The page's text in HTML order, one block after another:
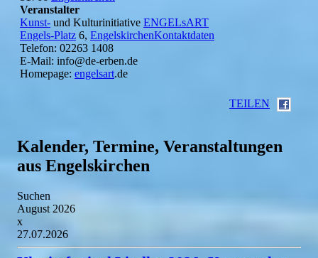
Veranstalter
Kunst- und Kulturinitiative ENGELsART
Engels-Platz 6, EngelskirchenKontaktdaten
Telefon: 02263 1408
E-Mail: info@de-erben.de
Homepage: engelsart.de
TEILEN
Kalender, Termine, Veranstaltungen
aus Engelskirchen
Suchen
August 2026
x
27.07.2026